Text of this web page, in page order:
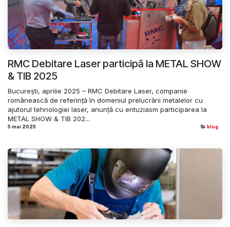
RMC Debitare Laser participă la METAL SHOW
& TIB 2025
București, aprilie 2025 – RMC Debitare Laser, companie
românească de referință în domeniul prelucrării metalelor cu
ajutorul tehnologiei laser, anunță cu entuziasm participarea la
METAL SHOW & TIB 202...
5 mai 2025 blog